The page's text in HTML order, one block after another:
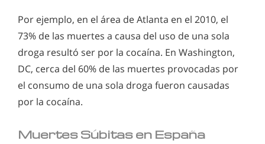
Por ejemplo, en el área de Atlanta en el 2010, el
73% de las muertes a causa del uso de una sola
droga resultó ser por la cocaína. En Washington,
DC, cerca del 60% de las muertes provocadas por
el consumo de una sola droga fueron causadas
por la cocaína.
Muertes Súbitas en España